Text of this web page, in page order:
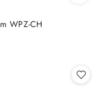
WPZ-CH